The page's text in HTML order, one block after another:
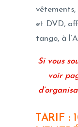
vêtements,
et DVD,
tango, à
Si vous
voir
TARIF :